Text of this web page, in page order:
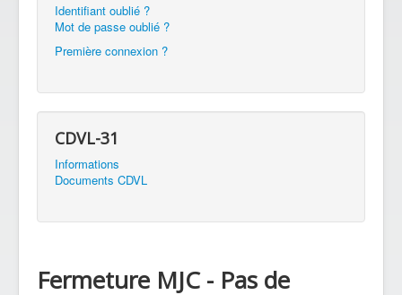
Identifiant oublié ?
Mot de passe oublié ?
Première connexion ?
CDVL-31
Informations
Documents CDVL
Fermeture MJC - Pas de